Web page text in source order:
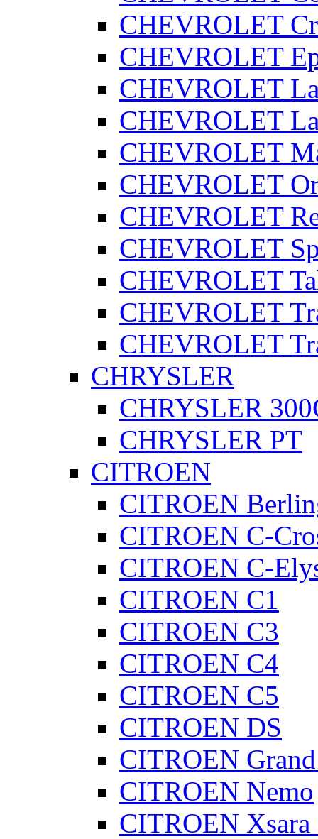
CHEVROLET
CHEVROLET
CHEVROLET
CHEVROLET
CHEVROLET
CHEVROLET
CHEVROLET
CHEVROLET
CHEVROLET
CHEVROLET
CHEVROLET
CHRYSLER
CHRYSLER
CHRYSLER PT
CITROEN
CITROEN
CITROEN C-
CITROEN C-
CITROEN C1
CITROEN C3
CITROEN C4
CITROEN C5
CITROEN DS
CITROEN
CITROEN Nemo
CITROEN Xsara